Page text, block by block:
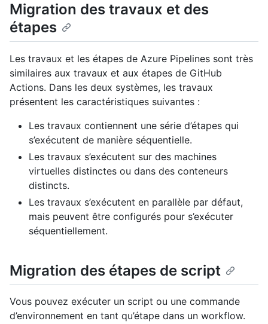
Migration des travaux et des
étapes
Les travaux et les étapes de Azure Pipelines sont très
similaires aux travaux et aux étapes de GitHub
Actions. Dans les deux systèmes, les travaux
présentent les caractéristiques suivantes :
Les travaux contiennent une série d’étapes qui
s’exécutent de manière séquentielle.
Les travaux s’exécutent sur des machines
virtuelles distinctes ou dans des conteneurs
distincts.
Les travaux s’exécutent en parallèle par défaut,
mais peuvent être configurés pour s’exécuter
séquentiellement.
Migration des étapes de script
Vous pouvez exécuter un script ou une commande
d’environnement en tant qu’étape dans un workflow.